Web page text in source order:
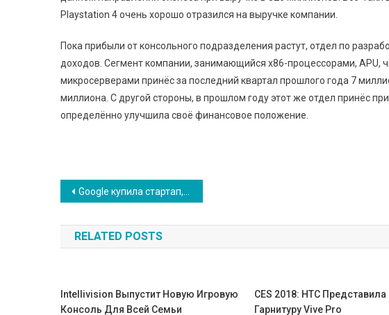
Playstation 4 очень хорошо отразился на выручке компании.
Пока прибыли от консольного подразделения растут, отдел по
доходов. Сегмент компании, занимающийся x86-процессорами, APU,
микросерверами принёс за последний квартал прошлого года 7
миллиона. С другой стороны, в прошлом году этот же отдел принёс
определённо улучшила своё финансовое положение.
Навигация
по
записям
Google купила стартап, пытающийся заставить экран телефона воспроизводить звук вместо динамиков
RELATED POSTS
Intellivision Выпустит Новую Игровую
Консоль Для Всей Семьи
CES 2018: HTC
Гарнитуру Vive Pro